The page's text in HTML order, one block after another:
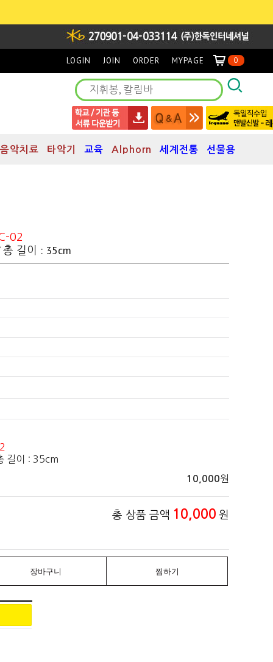
LOGIN JOIN ORDER MYPAGE 0
음악치료 타악기 교육 Alphorn 세계전통 선물용
02
길이 : 35cm
길이 : 35cm
10,000원
총 상품 금액 10,000 원
장바구니 찜하기